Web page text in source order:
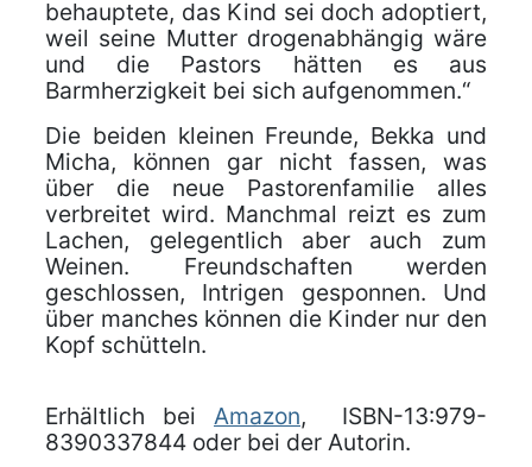
behauptete, das Kind sei doch adoptiert,
weil seine Mutter drogenabhängig wäre
und die Pastors hätten es aus
Barmherzigkeit bei sich aufgenommen.“
Die beiden kleinen Freunde, Bekka und
Micha, können gar nicht fassen, was
über die neue Pastorenfamilie alles
verbreitet wird. Manchmal reizt es zum
Lachen, gelegentlich aber auch zum
Weinen. Freundschaften werden
geschlossen, Intrigen gesponnen. Und
über manches können die Kinder nur den
Kopf schütteln.
Erhältlich bei Amazon, ISBN-13:979-
8390337844 oder bei der Autorin.